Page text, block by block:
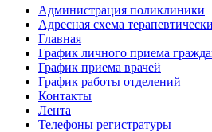
Администрация поликлиники
Адресная схема
Главная
График личного приема
График приема врачей
График работы отделений
Контакты
Лента
Телефоны регистратуры